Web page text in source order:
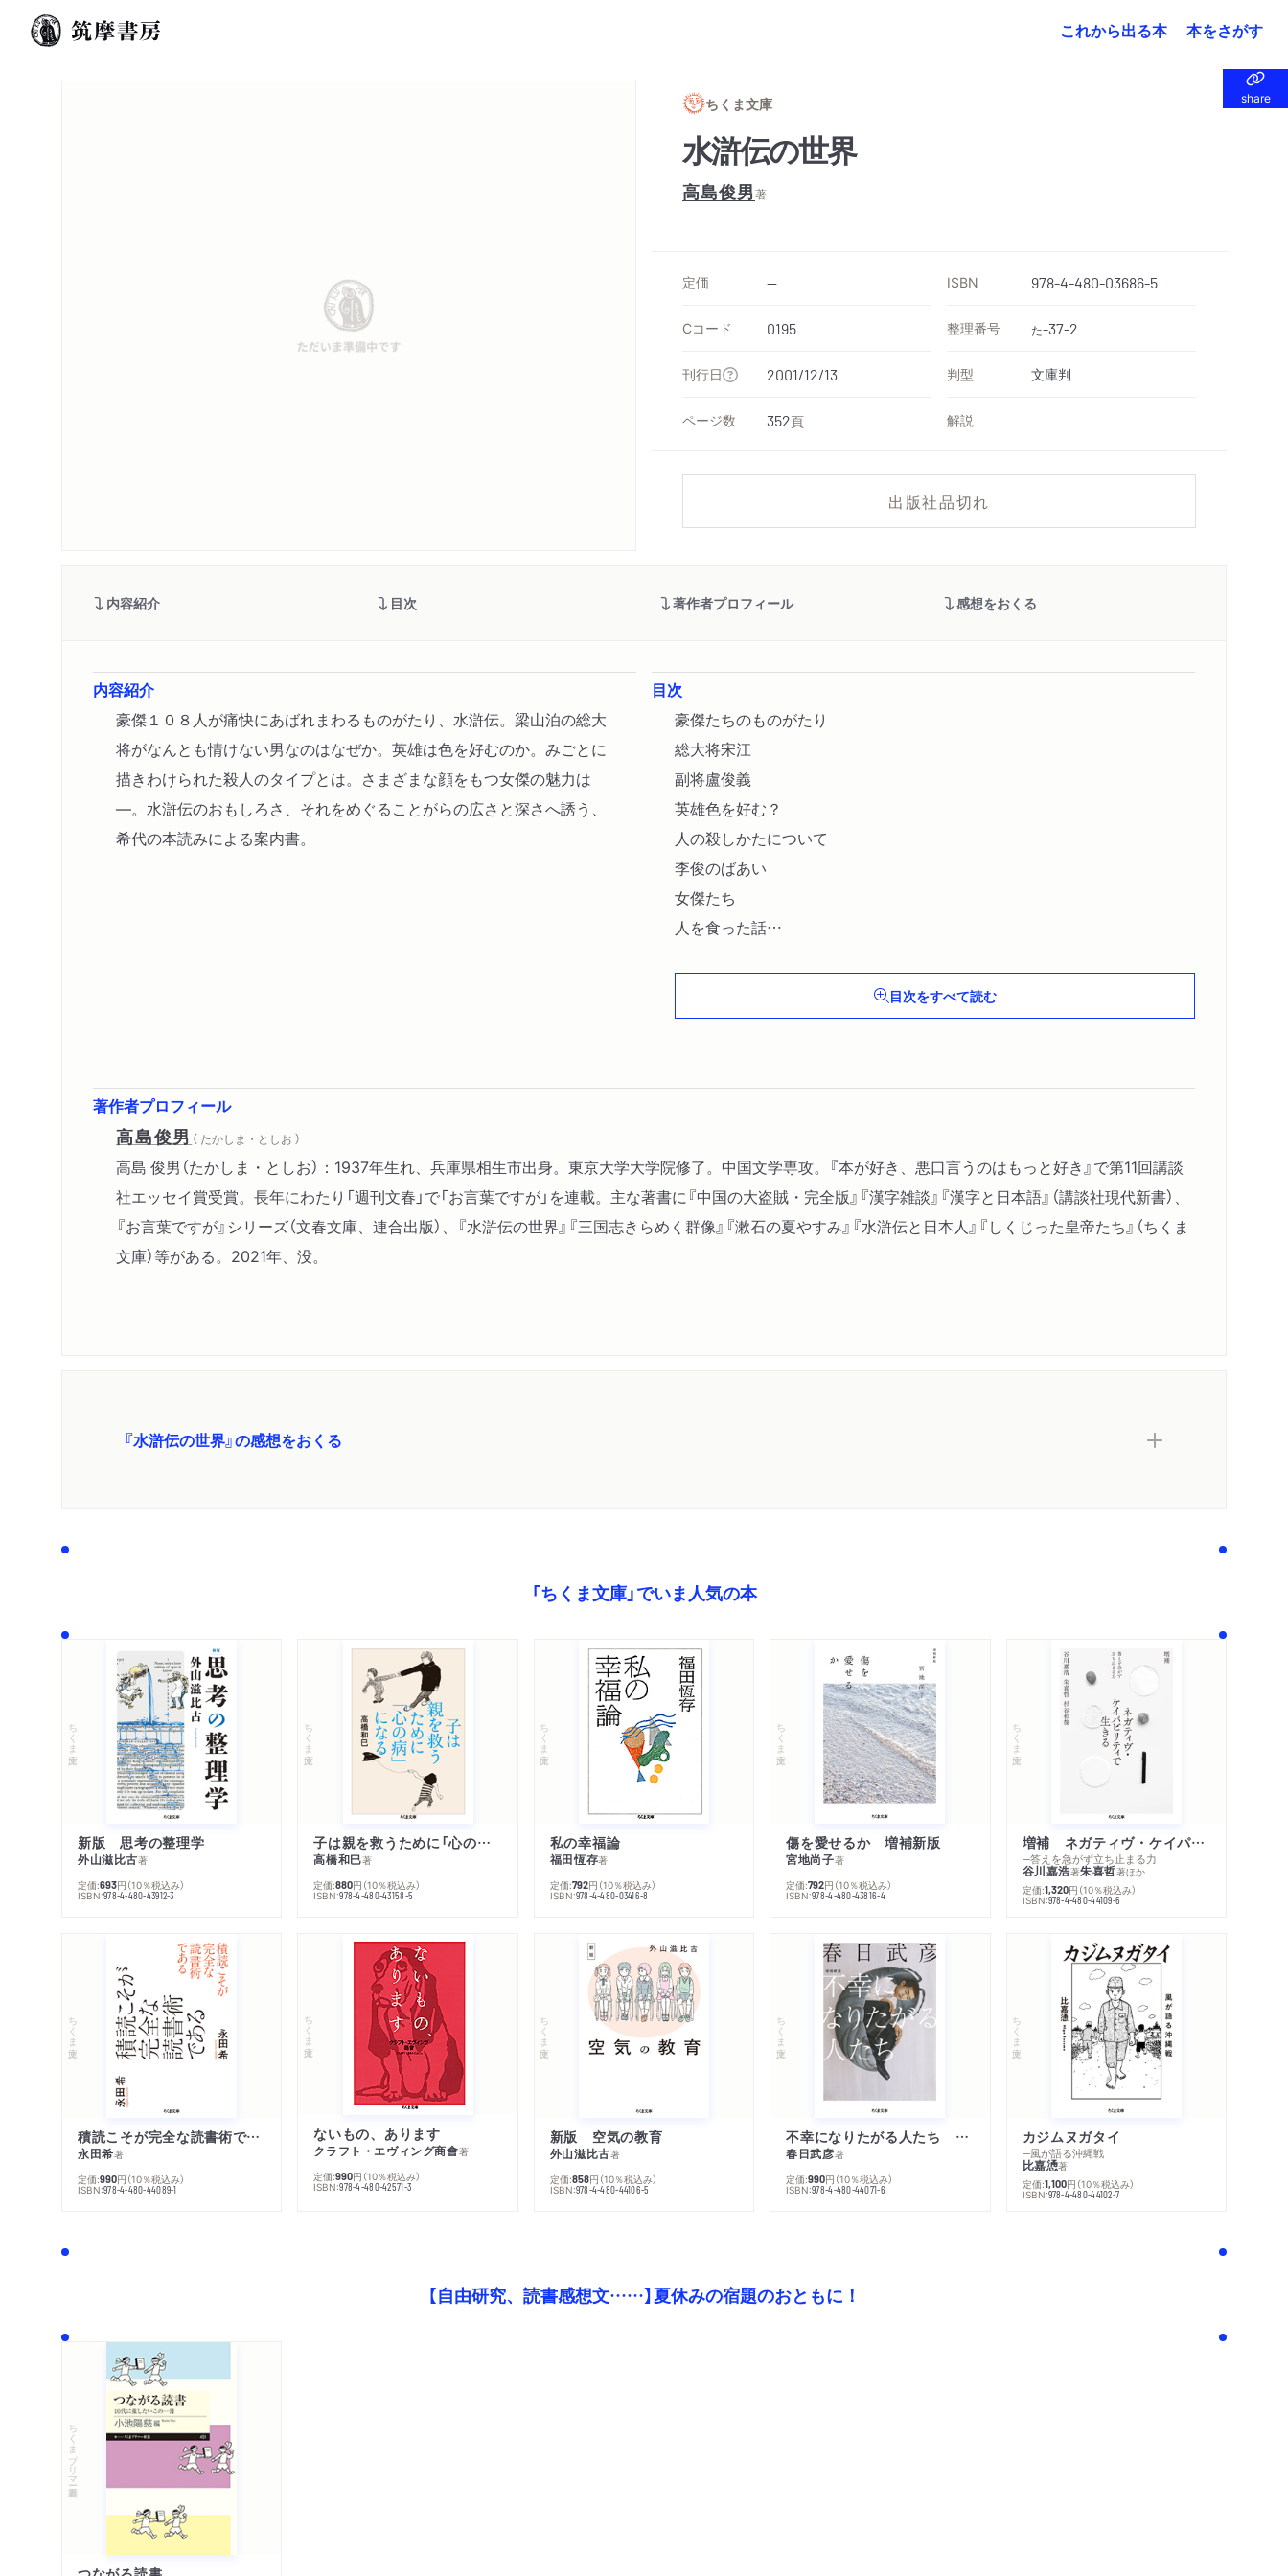
これから出る本 本をさがす
share
share
ちくま文庫
水滸伝の世界
高島俊男著
定価 -- ISBN 978-4-480-03686-5
Cコード 0195 整理番号 た-37-2
刊行日 2001/12/13 判型 文庫判
ページ数 352頁 解説
出版社品切れ
内容紹介 目次 著作者プロフィール 感想をおくる
内容紹介
豪傑１０８人が痛快にあばれまわるものがたり、水滸伝。梁山泊の総大
将がなんとも情けない男なのはなぜか。英雄は色を好むのか。みごとに
描きわけられた殺人のタイプとは。さまざまな顔をもつ女傑の魅力は
―。水滸伝のおもしろさ、それをめぐることがらの広さと深さへ誘う、
希代の本読みによる案内書。
目次
豪傑たちのものがたり
総大将宋江
副将盧俊義
英雄色を好む？
人の殺しかたについて
李俊のばあい
女傑たち
人を食った話
誰が水滸伝を書いたのか？
中国で出ている水滸伝いろいろ
豪傑たちのアダ名
目次をすべて読む
著作者プロフィール
高島俊男 （ たかしま・としお ）
高島 俊男（たかしま・としお）：1937年生れ、兵庫県相生市出身。東京大学大学院修了。中国文学専攻。『本が好き、悪口言うのはもっと好き』で第11回講談
社エッセイ賞受賞。長年にわたり「週刊文春」で「お言葉ですが」を連載。主な著書に『中国の大盗賊・完全版』『漢字雑談』『漢字と日本語』（講談社現代新書）、
『お言葉ですが』シリーズ（文春文庫、連合出版）、『水滸伝の世界』『三国志きらめく群像』『漱石の夏やすみ』『水滸伝と日本人』『しくじった皇帝たち』（ちくま
文庫）等がある。2021年、没。
『水滸伝の世界』の感想をおくる
「ちくま文庫」でいま人気の本
ちくま文庫
新版 思考の整理学
外山滋比古著
定価:693円 （10％税込み）
ISBN:978-4-480-43912-3
ちくま文庫
子は親を救うために「心の病」になる
高橋和巳著
定価:880円 （10％税込み）
ISBN:978-4-480-43158-5
ちくま文庫
私の幸福論
福田恆存著
定価:792円 （10％税込み）
ISBN:978-4-480-03416-8
ちくま文庫
傷を愛せるか 増補新版
宮地尚子著
定価:792円 （10％税込み）
ISBN:978-4-480-43816-4
ちくま文庫
増補 ネガティヴ・ケイパビリティで生きる
─答えを急がず立ち止まる力
谷川嘉浩著朱喜哲著ほか
定価:1,320円 （10％税込み）
ISBN:978-4-480-44109-6
ちくま文庫
積読こそが完全な読書術である
永田希著
定価:990円 （10％税込み）
ISBN:978-4-480-44089-1
ちくま文庫
ないもの、あります
クラフト・エヴィング商會著
定価:990円 （10％税込み）
ISBN:978-4-480-42571-3
ちくま文庫
新版 空気の教育
外山滋比古著
定価:858円 （10％税込み）
ISBN:978-4-480-44106-5
ちくま文庫
不幸になりたがる人たち 増補新版
春日武彦著
定価:990円 （10％税込み）
ISBN:978-4-480-44071-6
ちくま文庫
カジムヌガタイ
─風が語る沖縄戦
比嘉慂著
定価:1,100円 （10％税込み）
ISBN:978-4-480-44102-7
【自由研究、読書感想文……】夏休みの宿題のおともに！
ちくまプリマー新書